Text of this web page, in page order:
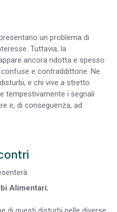
un problema di
Tuttavia, la
ancora ridotta e spesso
e contraddittorie. Ne
e chi vive a stretto
tempestivamente i segnali
e, di conseguenza, ad
Alimentari;